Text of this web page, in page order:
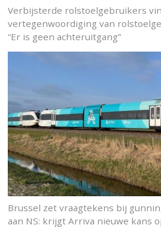
Verbijsterde rolstoelgebruikers
vertegenwoordiging van
“Er is geen achteruitgang”
Brussel zet vraagtekens bij
aan NS: krijgt Arriva nieuwe kans